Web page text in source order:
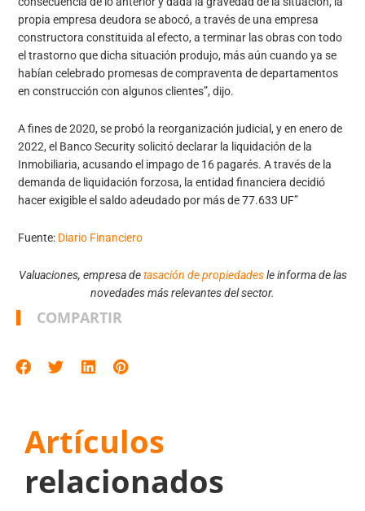
propia empresa deudora se abocó, a través de una empresa
constructora constituida al efecto, a terminar las obras con todo
el trastorno que dicha situación produjo, más aún cuando ya se
habían celebrado promesas de compraventa de departamentos
en construcción con algunos clientes”, dijo.
A fines de 2020, se probó la reorganización judicial, y en enero de
2022, el Banco Security solicitó declarar la liquidación de la
Inmobiliaria, acusando el impago de 16 pagarés. A través de la
demanda de liquidación forzosa, la entidad financiera decidió
hacer exigible el saldo adeudado por más de 77.633 UF”
Fuente: Diario Financiero
Valuaciones, empresa detasación de propiedadesle informa de las
novedades más relevantes del sector.
COMPARTIR
Artículos
relacionados